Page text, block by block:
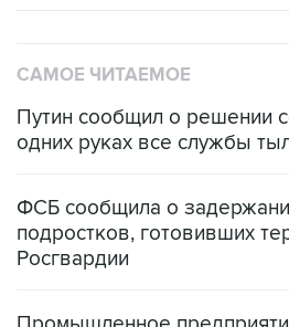
Путин сообщил о решении
ФСБ сообщила о
Росгвардии
Промышленное